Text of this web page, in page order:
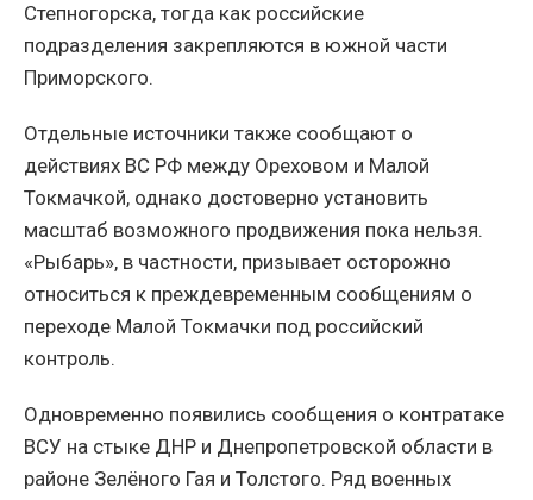
Степногорска, тогда как российские
подразделения закрепляются в южной части
Приморского.
Отдельные источники также сообщают о
действиях ВС РФ между Ореховом и Малой
Токмачкой, однако достоверно установить
масштаб возможного продвижения пока нельзя.
«Рыбарь», в частности, призывает осторожно
относиться к преждевременным сообщениям о
переходе Малой Токмачки под российский
контроль.
Одновременно появились сообщения о контратаке
ВСУ на стыке ДНР и Днепропетровской области в
районе Зелёного Гая и Толстого. Ряд военных